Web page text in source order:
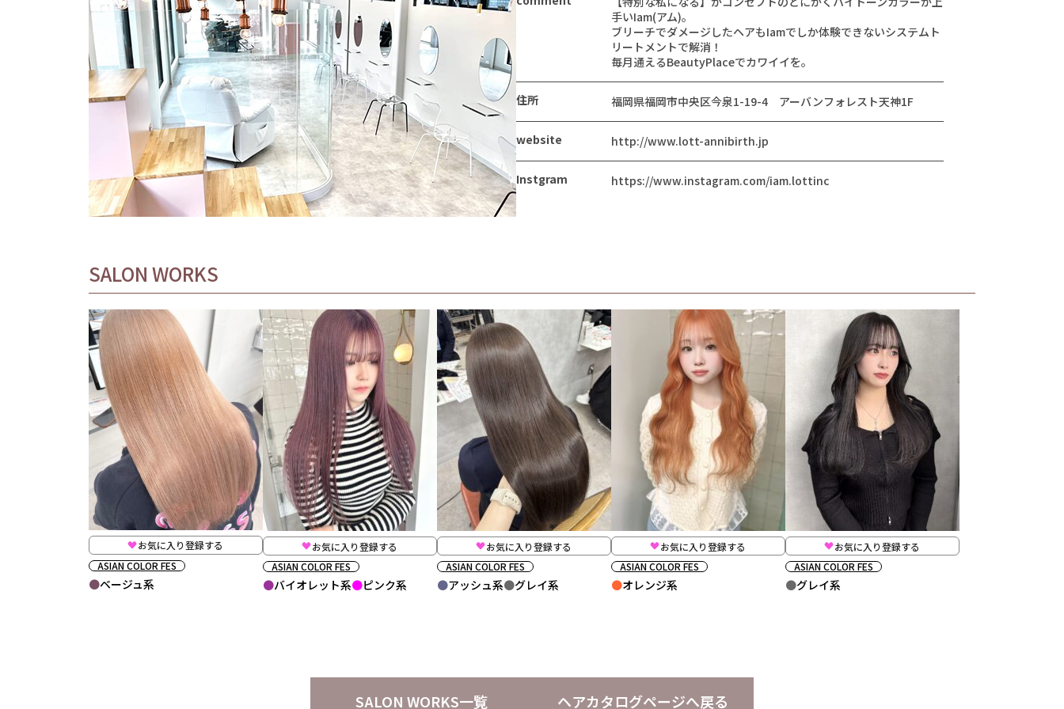
手いIam(アム)。
ブリーチでダメージしたヘアもIamでしか体験できないシステムト
リートメントで解消！
毎月通えるBeautyPlaceでカワイイを。
住所 福岡県福岡市中央区今泉1-19-4 アーバンフォレスト天神1F
website http://www.lott-annibirth.jp
Instgram https://www.instagram.com/iam.lottinc
SALON WORKS
お気に入り登録する
ASIAN COLOR FES
ベージュ系
お気に入り登録する
ASIAN COLOR FES
バイオレット系 ピンク系
お気に入り登録する
ASIAN COLOR FES
アッシュ系 グレイ系
お気に入り登録する
ASIAN COLOR FES
オレンジ系
お気に入り登録する
ASIAN COLOR FES
グレイ系
SALON WORKS一覧 ヘアカタログページへ戻る